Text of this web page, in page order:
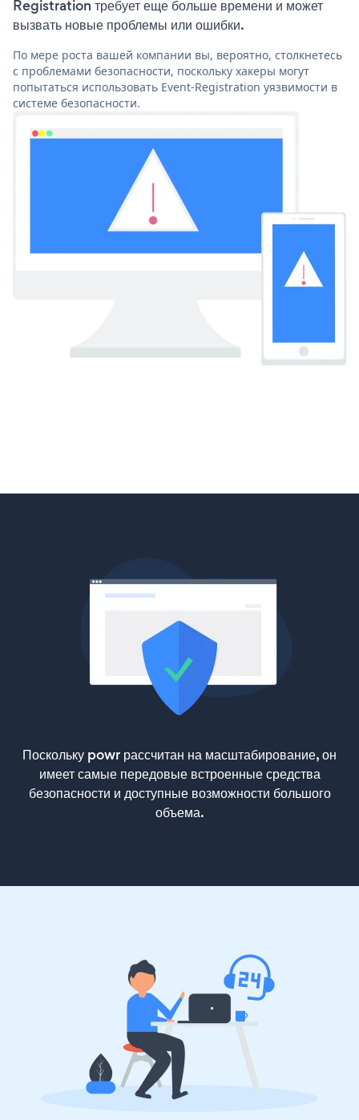
Registration требует еще больше времени и может
вызвать новые проблемы или ошибки.
По мере роста вашей компании вы, вероятно, столкнетесь
с проблемами безопасности, поскольку хакеры могут
попытаться использовать Event-Registration уязвимости в
системе безопасности.
Поскольку powr рассчитан на масштабирование, он
имеет самые передовые встроенные средства
безопасности и доступные возможности большого
объема.